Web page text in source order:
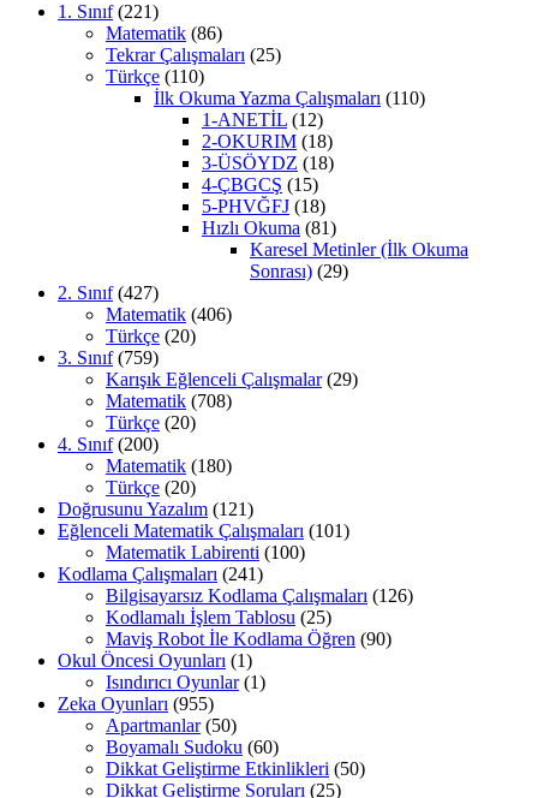
1. Sınıf(221)
Matematik (86)
Tekrar Çalışmaları (25)
Türkçe (110)
İlk Okuma Yazma Çalışmaları (110)
1-ANETİL (12)
2-OKURIM (18)
3-ÜSÖYDZ (18)
4-ÇBGCŞ (15)
5-PHVĞFJ (18)
Hızlı Okuma (81)
Karesel Metinler (İlk Okuma
Sonrası) (29)
2. Sınıf(427)
Matematik (406)
Türkçe (20)
3. Sınıf(759)
Karışık Eğlenceli Çalışmalar(29)
Matematik (708)
Türkçe (20)
4. Sınıf(200)
Matematik (180)
Türkçe (20)
Doğrusunu Yazalım (121)
Eğlenceli Matematik Çalışmaları (101)
Matematik Labirenti (100)
Kodlama Çalışmaları (241)
Bilgisayarsız Kodlama Çalışmaları (126)
Kodlamalı İşlem Tablosu (25)
Maviş Robot İle Kodlama Öğren (90)
Okul Öncesi Oyunları (1)
Isındırıcı Oyunlar(1)
Zeka Oyunları (955)
Apartmanlar(50)
Boyamalı Sudoku (60)
Dikkat Geliştirme Etkinlikleri (50)
Dikkat Geliştirme Soruları (25)